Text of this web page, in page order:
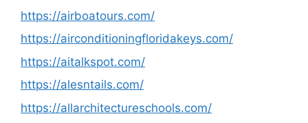
https://airboatours.com/
https://airconditioningfloridakeys.com/
https://aitalkspot.com/
https://alesntails.com/
https://allarchitectureschools.com/